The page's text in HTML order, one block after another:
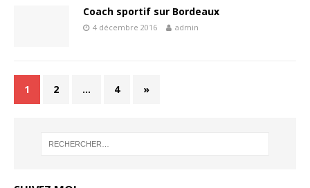
Coach sportif sur Bordeaux
4 décembre 2016 admin
1 2 … 4 »